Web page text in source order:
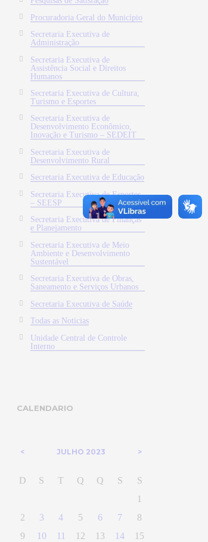
Procuradoria Geral do Município
Secretaria Executiva de
Administração
Secretaria Executiva de
Assistência Social e Direitos
Humanos
Secretaria Executiva de Cultura,
Turismo e Esportes
Secretaria Executiva de
Desenvolvimento Econômico,
Inovação e Turismo – SEDEIT
Secretaria Executiva de
Desenvolvimento Rural
Secretaria Executiva de Educação
Secretaria Executiva de Esportes
– SEESP
Secretaria Executiva de Finanças
e Planejamento
Secretaria Executiva de Meio
Ambiente e Desenvolvimento
Sustentável
Secretaria Executiva de Obras,
Saneamento e Serviços Urbanos
Secretaria Executiva de Saúde
Todas as Noticias
Unidade Central de Controle
Interno
CALENDARIO
JULHO 2023
D S T Q Q S
S
1
2
3 4 5 6 7
8
9
10 11 12 13 14
15